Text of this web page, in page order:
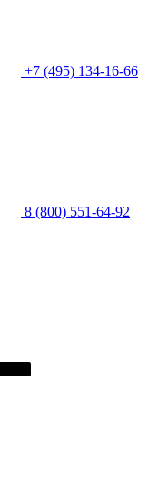
+7 (495) 134-16-66
8 (800) 551-64-92